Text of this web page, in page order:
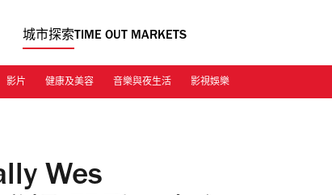
城市探索TIME OUT MARKETS
影片 健康及美容 音樂與夜生活 影視娛樂
Wes